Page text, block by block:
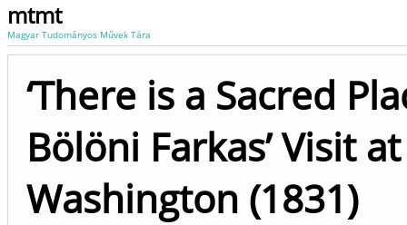
mtmt
Magyar Tudományos Művek Tára
‘There is a Sacred
Bölöni Farkas’ Visit
Washington (1831)